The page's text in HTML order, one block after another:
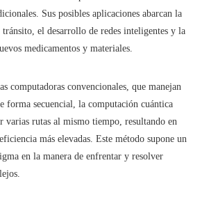
Sus posibles aplicaciones abarcan la
el desarrollo de redes inteligentes y la
medicamentos y materiales.
computadoras convencionales, que manejan
forma secuencial, la computación cuántica
varias rutas al mismo tiempo, resultando en
más elevadas. Este método supone un
en la manera de enfrentar y resolver